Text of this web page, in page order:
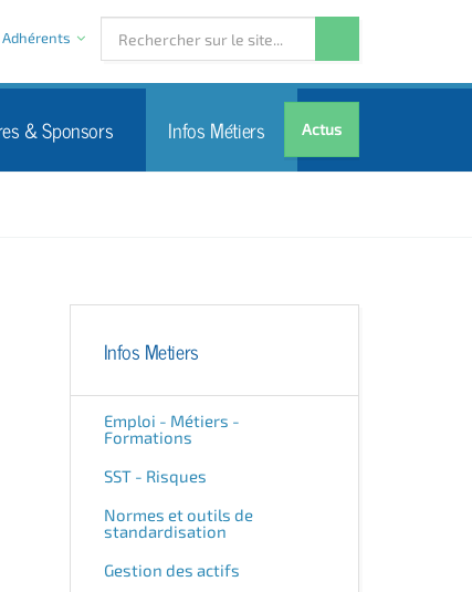
Actus
& Sponsors Infos Métiers
Adhérents
Infos Metiers
Emploi - Métiers -
Formations
SST - Risques
Normes et outils de
standardisation
Gestion des actifs